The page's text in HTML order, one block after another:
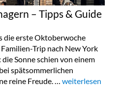
– Tipps & Guide
die erste Oktoberwoche
Trip nach New York
Sonne schien von einem
spätsommerlichen
reine Freude. … „New York mit
weiterlesen